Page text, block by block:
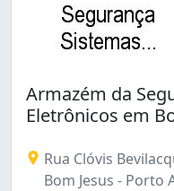
Armazém da
Eletrônicos em
Rua Clóvis
Bom Jesus - Porto